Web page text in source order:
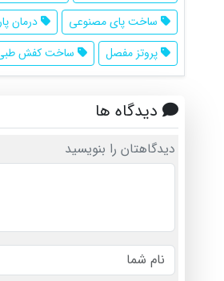
ساخت پای مصنوعی
درمان
پروتز مفصل
ساخت کفش
دیدگاه ها
دیدگاهتان را بنویسید